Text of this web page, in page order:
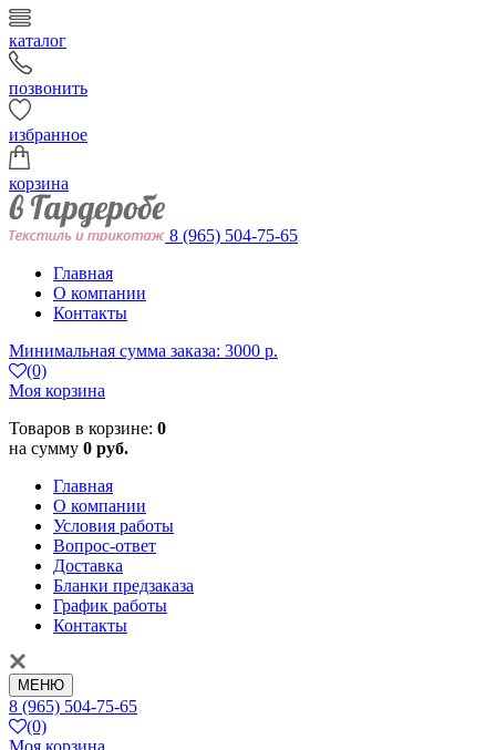
каталог
позвонить
избранное
корзина
8 (965) 504-75-65
Главная
О компании
Контакты
Минимальная сумма заказа: 3000 р.
(0)
Моя корзина
Товаров в корзине: 0
на сумму 0 руб.
Главная
О компании
Условия работы
Вопрос-ответ
Доставка
Бланки предзаказа
График работы
Контакты
МЕНЮ
8 (965) 504-75-65
(0)
Моя корзина